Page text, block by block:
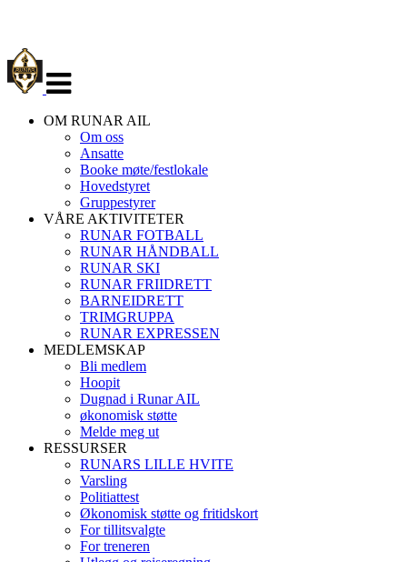
navigasjon
OM RUNAR AIL
Om oss
Ansatte
Booke møte/festlokale
Hovedstyret
Gruppestyrer
VÅRE AKTIVITETER
RUNAR FOTBALL
RUNAR HÅNDBALL
RUNAR SKI
RUNAR FRIIDRETT
BARNEIDRETT
TRIMGRUPPA
RUNAR EXPRESSEN
MEDLEMSKAP
Bli medlem
Hoopit
Dugnad i Runar AIL
økonomisk støtte
Melde meg ut
RESSURSER
RUNARS LILLE HVITE
Varsling
Politiattest
Økonomisk støtte og fritidskort
For tillitsvalgte
For treneren